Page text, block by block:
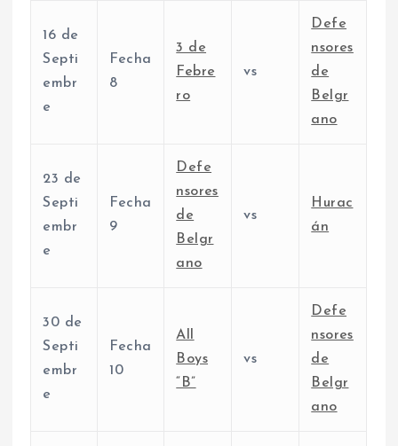
16 de
Septi
embr
e
Fecha
8
3 de
Febre
ro
vs
Defe
nsores
de
Belgr
ano
23 de
Septi
embr
e
Fecha
9
Defe
nsores
de
Belgr
ano
vs
Hurac
án
30 de
Septi
embr
e
Fecha
10
All
Boys
“B”
vs
Defe
nsores
de
Belgr
ano